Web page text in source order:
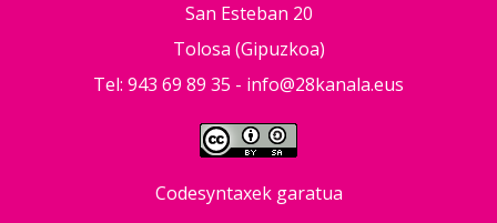
San Esteban 20
Tolosa (Gipuzkoa)
Tel: 943 69 89 35 - info@28kanala.eus
Codesyntaxek garatua